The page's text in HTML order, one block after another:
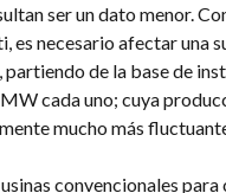
ser un dato menor.
es necesario afectar una
de la base de
cada uno; cuya
mucho más
convencionales